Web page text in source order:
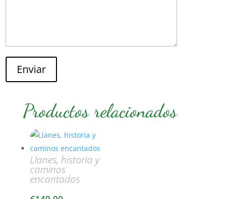
Enviar
Productos relacionados
Llanes, historia y
caminos
encantados